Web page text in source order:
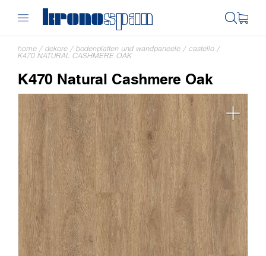
home / dekore / bodenplatten und wandpaneele / castello /
K470 NATURAL CASHMERE OAK
K470 Natural Cashmere Oak